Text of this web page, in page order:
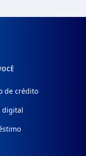
de crédito
digital